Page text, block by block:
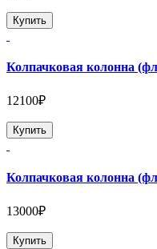
Купить
Колпачковая колонна
12100₽
Купить
Колпачковая колонна
13000₽
Купить